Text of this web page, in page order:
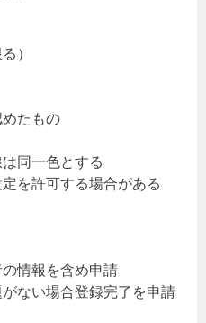
）
たもの
同一色とする
を許可する場合がある
情報を含め申請
ない場合登録完了を申請